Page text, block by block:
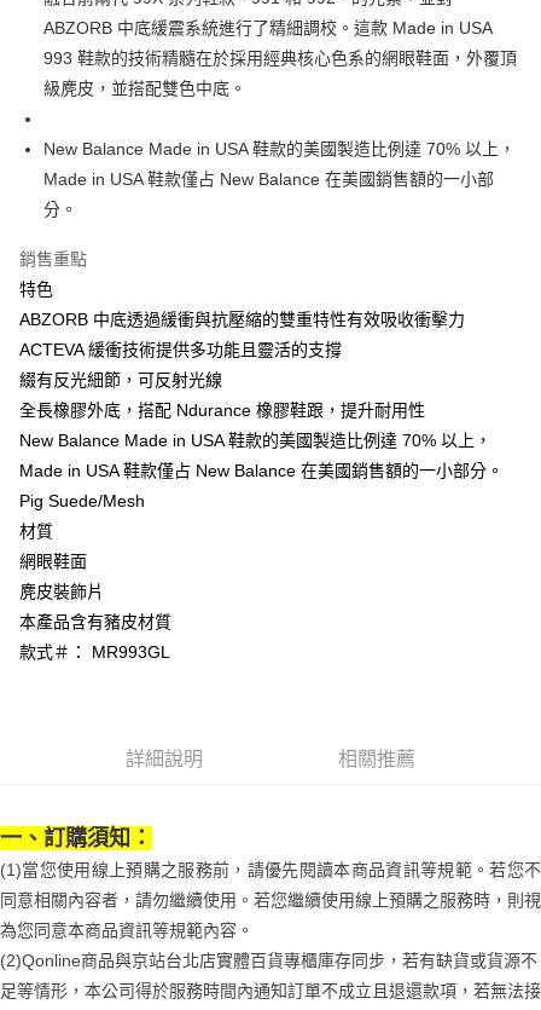
大哥付你分期
相關說明
【大哥付你分期使用說明】
1.本服務由台灣大哥大提供，台灣大哥大用戶可立即使用無須另外申請。
2.付款方式選擇「大哥付你分期」，訂單成立後會自動跳轉到大哥付的交易
流程，驗證手機門號後，選擇欲分期的期數、繳款截止日，確認付款後即完
成交易。
3.實際核准額度、可分期數及費用金額請依後續交易確認頁面所載為準。
消。如遇「轉專審核」未通過狀況，表示未達大哥付你分期系統評分，恕無
法說明評估內容。
【繳款方式說明】
1.分期款項不併入電信帳單，「大哥付你分期」於每月結算日後寄送繳費提
2.透過簡訊連結打開帳單後，可選擇「超商條碼／台灣大直營門市／銀行轉
帳／街口支付／iPASS MONEY」等通路繳費。
【注意事項】
1.本服務係由「台灣大哥大股份有限公司」（以下簡稱本公司）所提供，讓
用戶於交易時，得透過本服務購買商品或服務，並由商店將買賣／分期付款
2.基於同意付款使用「大哥付你分期」之契約關係目的，商店將以您的個人
資料（包含姓名、電話或地址）提供予台灣大哥大進項蒐集、處理及利用，
由本公司與您本人進行分期帳單所需資料之確認、核對及更正。
3.完整用戶服務條款，請詳閱以下連結：
相關說明
【關於「AFTEE先享後付」】
AFTEE先享後付是「在收到商品之後才付款」的支付方式。 讓您購物簡單
便利好安心！
２．便利：只要手機號碼，簡訊認證，即可結帳。
３．安心：先確認商品／服務後，再付款。
【「AFTEE先享後付」結帳流程】
１．於結帳方式選擇「AFTEE先享後付」後，將跳轉至「AFTEE先享後付」
２．訂單成立數日內，您將收到繳費通知簡訊。
３．收到繳費通知簡訊後14天內，點擊此簡訊中的連結，可透過四大超商／
ATM／網路銀行／等多元方式進行付款，方視為交易完成。
※ 請注意：結帳手續完成當下不需立刻繳費，但若您需要取消訂單，請聯絡
購買商品的店家。未經商家同意取消之訂單仍視為有效，需透過AFTEE先享
後付繳納相關費用。
是否繳費成功／繳費後需取消欲退款等相關疑問，請聯繫「AFTEE先享後付
客戶支援中心」
【注意事項】
１．透過由恩沛科技股份有限公司提供之「AFTEE先享後付」服務完成之交
易，需依本服務之必要範圍內提供個人資料，並將交易相關給付款項請求債
「AFTEE先享後付」，若未經同意申辦者引起之損失，本公司不負相關責
時審查核予不同之上限額度；若仍有額度不足之情形，本公司將視審查結果
請求用戶進行身份認證。
５．嚴禁一人註冊多個帳號或使用他人資訊註冊。若發現惡意使用之情形，
恩沛科技股份有限公司將有權停止該用戶之使用額度並採取法律行動。
ATM付款
運送方式
付款後全家取貨
每筆NT$70，滿NT$899(含以上)免運費
付款後7-11取貨
宅配
每筆NT$100，滿NT$1,000(含以上)免運費
京站台北店客服中心(1F星巴克旁) 即日起不提供京站紙袋，取件時
請自備購物袋，若需購買紙袋可現場詢問
免運費
ABZORB 中底緩震系統進行了精細調校。這款 Made in USA
993 鞋款的技術精髓在於採用經典核心色系的網眼鞋面，外覆頂
級麂皮，並搭配雙色中底。
New Balance Made in USA 鞋款的美國製造比例達 70% 以上，
Made in USA 鞋款僅占 New Balance 在美國銷售額的一小部
分。
銷售重點
特色
ABZORB 中底透過緩衝與抗壓縮的雙重特性有效吸收衝擊力
ACTEVA 緩衝技術提供多功能且靈活的支撐
綴有反光細節，可反射光線
全長橡膠外底，搭配 Ndurance 橡膠鞋跟，提升耐用性 ​
New Balance Made in USA 鞋款的美國製造比例達 70% 以上，
Made in USA 鞋款僅占 New Balance 在美國銷售額的一小部分。
Pig Suede/Mesh
材質
網眼鞋面
麂皮裝飾片
本產品含有豬皮材質
款式＃： MR993GL
詳細說明 相關推薦
一、訂購須知：
(1)當您使用線上預購之服務前，請優先閱讀本商品資訊等規範。若您不
同意相關內容者，請勿繼續使用。若您繼續使用線上預購之服務時，則視
為您同意本商品資訊等規範內容。
(2)Qonline商品與京站台北店實體百貨專櫃庫存同步，若有缺貨或貨源不
足等情形，本公司得於服務時間內通知訂單不成立且退還款項，若無法接